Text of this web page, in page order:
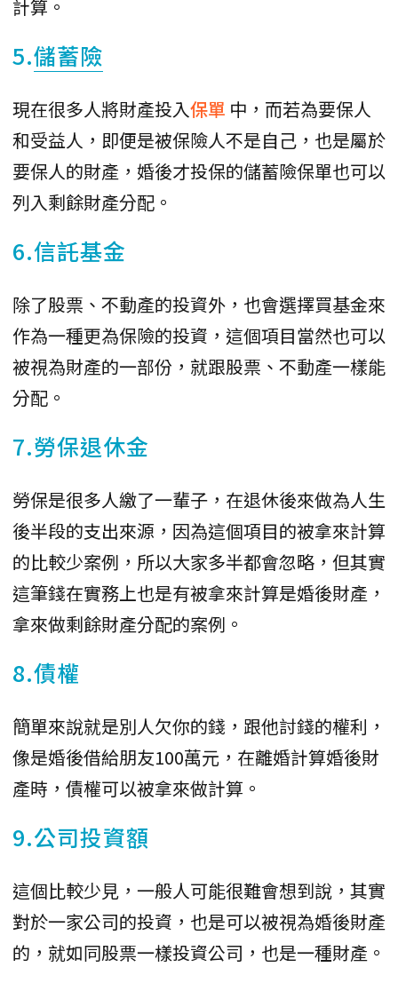
計算。
5.儲蓄險
現在很多人將財產投入保單 中，而若為要保人
和受益人，即便是被保險人不是自己，也是屬於
要保人的財產，婚後才投保的儲蓄險保單也可以
列入剩餘財產分配。
6.信託基金
除了股票、不動產的投資外，也會選擇買基金來
作為一種更為保險的投資，這個項目當然也可以
被視為財產的一部份，就跟股票、不動產一樣能
分配。
7.勞保退休金
勞保是很多人繳了一輩子，在退休後來做為人生
後半段的支出來源，因為這個項目的被拿來計算
的比較少案例，所以大家多半都會忽略，但其實
這筆錢在實務上也是有被拿來計算是婚後財產，
拿來做剩餘財產分配的案例。
8.債權
簡單來說就是別人欠你的錢，跟他討錢的權利，
像是婚後借給朋友100萬元，在離婚計算婚後財
產時，債權可以被拿來做計算。
9.公司投資額
這個比較少見，一般人可能很難會想到說，其實
對於一家公司的投資，也是可以被視為婚後財產
的，就如同股票一樣投資公司，也是一種財產。